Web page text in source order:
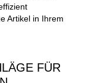
Artikel in Ihrem
FÜR